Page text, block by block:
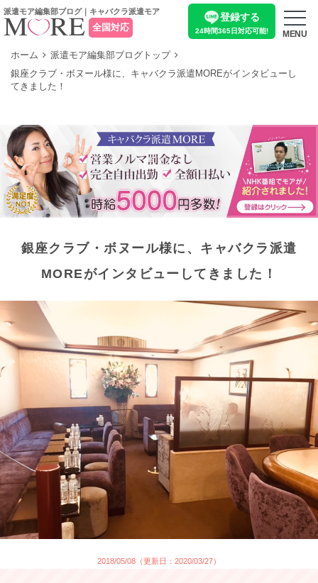
派遣モア編集部ブログ｜キャバクラ派遣モア
全国対応
登録する
24時間365日対応可能! MENU
ホーム
派遣モア編集部ブログトップ
銀座クラブ・ボヌール様に、キャバクラ派遣MOREがインタビューし
てきました！
銀座クラブ・ボヌール様に、キャバクラ派遣
MOREがインタビューしてきました！
2018/05/08（更新日：2020/03/27）